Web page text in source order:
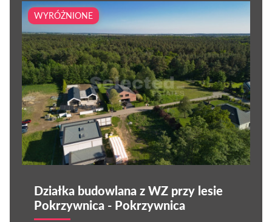
WYRÓŻNIONE
Działka budowlana z WZ przy lesie
Pokrzywnica - Pokrzywnica